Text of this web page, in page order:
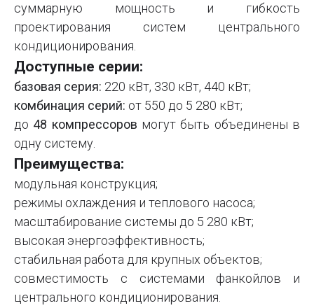
суммарную мощность и гибкость
проектирования систем центрального
кондиционирования.
Доступные серии:
базовая серия: 220 кВт, 330 кВт, 440 кВт;
комбинация серий: от 550 до 5 280 кВт;
до 48 компрессоров могут быть объединены в
одну систему.
Преимущества:
модульная конструкция;
режимы охлаждения и теплового насоса;
масштабирование системы до 5 280 кВт;
высокая энергоэффективность;
стабильная работа для крупных объектов;
совместимость с системами фанкойлов и
центрального кондиционирования.